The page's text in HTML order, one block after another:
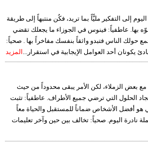
إلى التفكير مليًّاً بما تريد، فكُن منتبهاً إلى طريقة
بها. عاطفياً: فينوس في الجوزاء ما يجعلك تقضي
حولك الناس فتبدو واثقاً بنفسك مفاخراً بها . صحياً:
يكونان أحد العوامل الإيجابية في استقرار... المزيد
بعض الزملاء، لكن الأمر يبقى محدوداً من حيث
الحلول التي ترضي جميع الأطراف. عاطفياً: تثبت
هو أفضل الأشخاص ضماناً للمستقبل والحياة معاً
نادرة اليوم. صحياً: تخالف بين حين وآخر تعليمات